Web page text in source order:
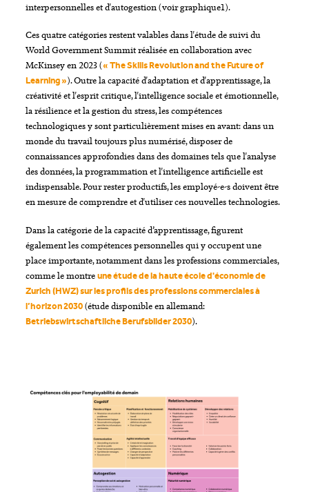
interpersonnelles et d'autogestion (voir graphique1).
Ces quatre catégories restent valables dans l'étude de suivi du
World Government Summit réalisée en collaboration avec
McKinsey en 2023 (« The Skills Revolution and the Future of
Learning »). Outre la capacité d'adaptation et d'apprentissage, la
créativité et l'esprit critique, l'intelligence sociale et émotionnelle,
la résilience et la gestion du stress, les compétences
technologiques y sont particulièrement mises en avant: dans un
monde du travail toujours plus numérisé, disposer de
connaissances approfondies dans des domaines tels que l'analyse
des données, la programmation et l'intelligence artificielle est
indispensable. Pour rester productifs, les employé-e-s doivent être
en mesure de comprendre et d'utiliser ces nouvelles technologies.
Dans la catégorie de la capacité d’apprentissage, figurent
également les compétences personnelles qui y occupent une
place importante, notamment dans les professions commerciales,
comme le montreune étude de la haute école d'économie de
Zurich (HWZ) sur les profils des professions commerciales à
l’horizon 2030(étude disponible en allemand:
Betriebswirtschaftliche Berufsbilder 2030).